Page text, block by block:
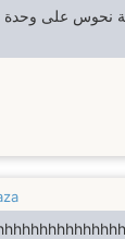
م تيبازة 42سنة نحوس على وحدة